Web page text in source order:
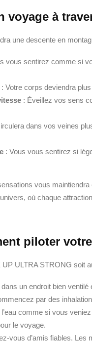
voyage à
une descente en
vous sentirez comme si
: Votre corps deviendra
: Éveillez vos sens
dans vos veines
: Vous vous sentirez si
vous
où chaque
piloter
ULTRA STRONG soit
un endroit bien ventilé
par des
comme si vous
le voyage.
vous d’amis fiables.